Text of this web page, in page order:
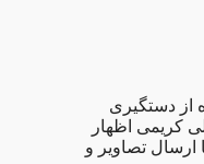
از دستگیری
کریمی اظهار
تصاویر و